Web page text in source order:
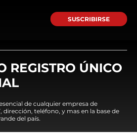
SUSCRIBIRSE
REGISTRO ÚNICO
de cualquier empresa de
dirección, teléfono, y mas en la base de
del país.